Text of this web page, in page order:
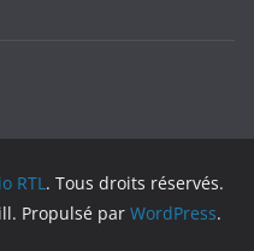
RTL. Tous droits réservés.
Propulsé par WordPress.